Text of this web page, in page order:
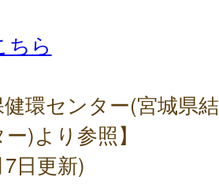
ちら
健環センター(宮城県
)より参照】
日更新)